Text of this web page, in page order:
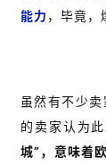
能力 ，毕竟，
虽然有不少
的卖家认为
城”，意味着